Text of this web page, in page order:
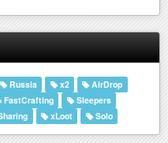
Russia x2
AirDrop
FastCrafting
Sleepers
xLoot Solo